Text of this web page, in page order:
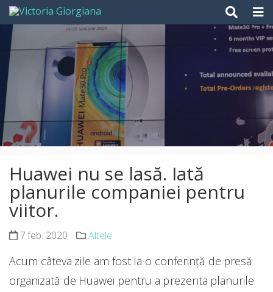
Skip
content
Huawei nu se lasă. Iată
planurile companiei pentru
viitor.
7 feb. 2020 Altele
Acum câteva zile am fost la o conferință de presă
organizată de Huawei pentru a prezenta planurile